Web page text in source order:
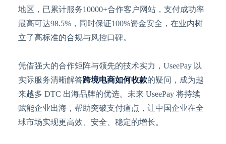
地区，已累计服务10000+合作客户网站，支付成功率
最高可达98.5%，同时保证100%资金安全，在业内树
立了高标准的合规与风控口碑。
凭借强大的合作矩阵与领先的技术实力， UseePay 以
实际服务清晰解答跨境电商如何收款的疑问， 成为越
来越多 DTC 出海品牌的优选。未来 UseePay 将持续
赋能企业出海，帮助突破支付痛点，让中国企业在全
球市场实现更高效、安全、稳定的增长。